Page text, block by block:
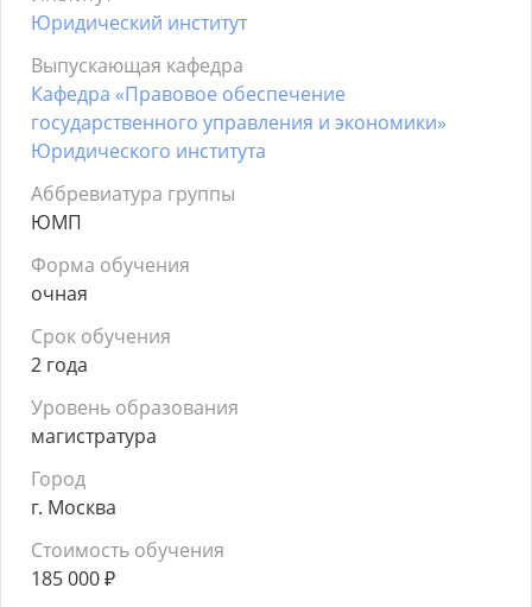
Юридический институт
Выпускающая кафедра
Кафедра «Правовое обеспечение
государственного управления и экономики»
Юридического института
Аббревиатура группы
ЮМП
Форма обучения
очная
Срок обучения
2 года
Уровень образования
магистратура
Город
г. Москва
Стоимость обучения
185 000₽